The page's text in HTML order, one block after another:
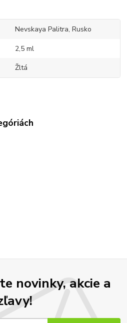
Nevskaya Palitra, Rusko
2,5 ml
Žltá
novinky, akcie a